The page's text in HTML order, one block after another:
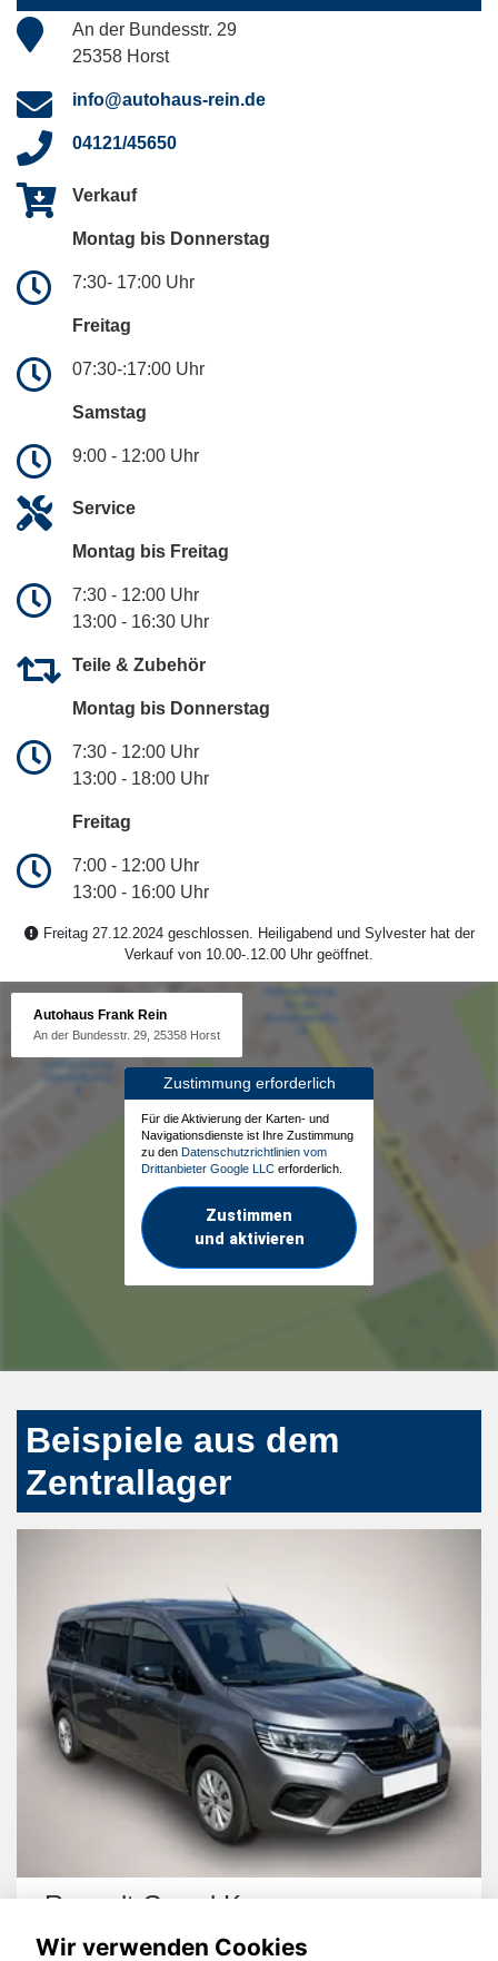
An der Bundesstr. 29
25358 Horst
info@autohaus-rein.de
04121/45650
Verkauf
Montag bis Donnerstag
7:30- 17:00 Uhr
Freitag
07:30-:17:00 Uhr
Samstag
9:00 - 12:00 Uhr
Service
Montag bis Freitag
7:30 - 12:00 Uhr
13:00 - 16:30 Uhr
Teile & Zubehör
Montag bis Donnerstag
7:30 - 12:00 Uhr
13:00 - 18:00 Uhr
Freitag
7:00 - 12:00 Uhr
13:00 - 16:00 Uhr
Freitag 27.12.2024 geschlossen. Heiligabend und Sylvester hat der
Verkauf von 10.00-.12.00 Uhr geöffnet.
Autohaus Frank Rein
An der Bundesstr. 29, 25358 Horst
Zustimmung erforderlich
Für die Aktivierung der Karten- und
Navigationsdienste ist Ihre Zustimmung
zu den Datenschutzrichtlinien vom
Drittanbieter Google LLC erforderlich.
Zustimmen
und aktivieren
Beispiele aus dem
Zentrallager
Renault Grand Kangoo
Wir verwenden Cookies